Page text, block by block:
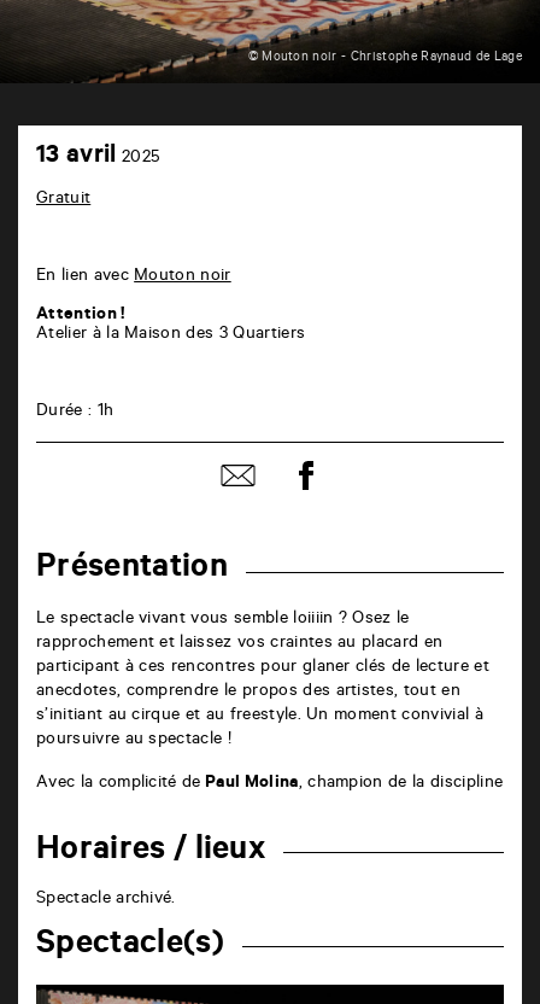
© Mouton noir - Christophe Raynaud de Lage
Quartiers
86000
Poitiers
Présentation
Le spectacle vivant vous semble loiiiin ? Osez le
rapprochement et laissez vos craintes au placard en
participant à ces rencontres pour glaner clés de lecture et
anecdotes, comprendre le propos des artistes, tout en
s’initiant au cirque et au freestyle. Un moment convivial à
poursuivre au spectacle !
Avec la complicité de Paul Molina, champion de la discipline
Horaires / lieux
Spectacle archivé.
Spectacle(s)
13 avril 2025
Gratuit
En lien avecMouton noir
Attention !
Atelier à la Maison des 3 Quartiers
Durée : 1h
Partager
par
Partager
sur